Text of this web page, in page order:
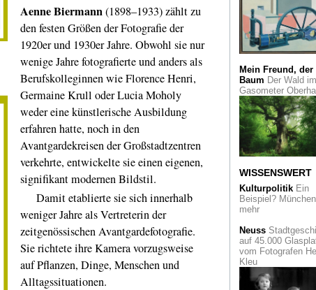
Aenne Biermann(1898–1933) zählt zu
den festen Größen der Fotografie der
1920er und 1930er Jahre. Obwohl sie nur
wenige Jahre fotografierte und anders als
Berufskolleginnen wie Florence Henri,
Germaine Krull oder Lucia Moholy
weder eine künstlerische Ausbildung
erfahren hatte, noch in den
Avantgardekreisen der Großstadtzentren
verkehrte, entwickelte sie einen eigenen,
signifikant modernen Bildstil.
Damit etablierte sie sich innerhalb
weniger Jahre als Vertreterin der
zeitgenössischen Avantgardefotografie.
Sie richtete ihre Kamera vorzugsweise
auf Pflanzen, Dinge, Menschen und
Alltagssituationen.
Buddha. Eine
Basel
Immer attraktiv
Geburtstag
Tim und
StruppiAuktion:
Geld für wenig
Köln verstehen-
einem neuen
zur
Ein
Designwettbewerb
besten
Essen
Der Arzt und die
Onsen
Japan
Mein Freund, der
Baum Der Wald im
Gasometer
WISSENSWERT
KulturpolitikEin
Beispiel?
mehr
Neuss
auf 45.000
vom Fotografen
Kleu